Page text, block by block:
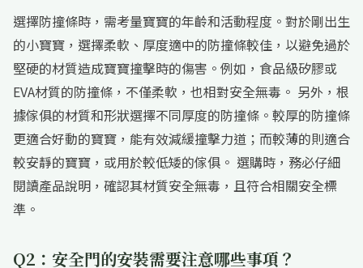
選擇防撞條時，需考量寶寶的年齡和活動程度。對於剛出生
的小寶寶，選擇柔軟、厚度適中的防撞條較佳，以避免過於
堅硬的材質造成寶寶撞擊時的傷害。例如，食品級矽膠或
EVA材質的防撞條，不僅柔軟，也相對安全無毒。 另外，根
據傢俱的材質和形狀選擇不同厚度的防撞條。較厚的防撞條
更適合好動的寶寶，能有效減緩撞擊力道；而較薄的則適合
較安靜的寶寶，或用於較低矮的傢俱。 選購時，務必仔細
閱讀產品說明，確認其材質安全無毒，且符合相關安全標
準。
Q2：安全門的安裝需要注意哪些事項？